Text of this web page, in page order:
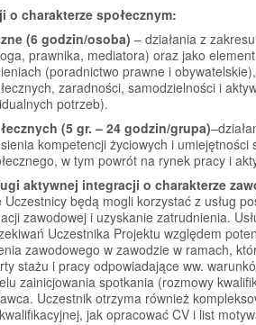
o charakterze społecznym:
(6 godzin/osoba) – działania z
prawnika, mediatora) oraz jako
(poradnictwo prawne i
zaradności, samodzielności i
potrzeb).
(5 gr. – 24 godzin/grupa)
kompetencji życiowych i umiejętności
w tym powrót na rynek pracy i
aktywnej integracji o charakterze
Uczestnicy będą mogli korzystać z usług
zawodowej i uzyskanie zatrudnienia.
Uczestnika Projektu względem
zawodowego w zawodzie w ramach,
stażu i pracy odpowiadające ww.
zainicjowania spotkania (rozmowy
Uczestnik otrzyma również
jak opracować CV i list